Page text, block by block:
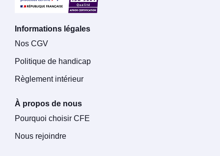
Informations légales
Nos CGV
Politique de handicap
Règlement intérieur
À propos de nous
Pourquoi choisir CFE
Nous rejoindre